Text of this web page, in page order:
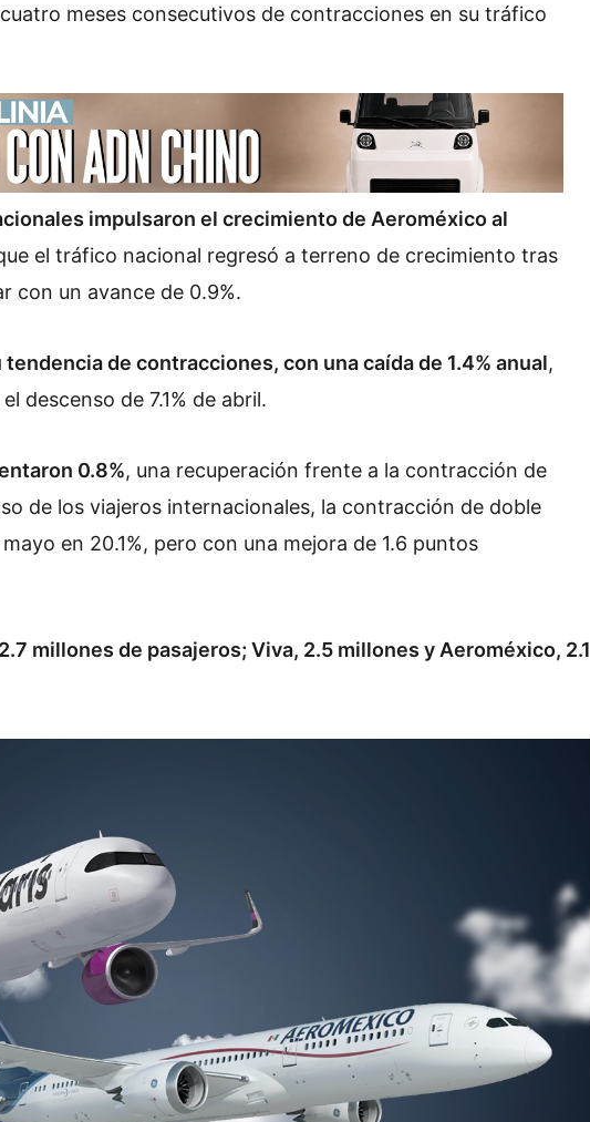
meses consecutivos de contracciones en su tráfico
impulsaron el crecimiento de Aeroméxico al
el tráfico nacional regresó a terreno de crecimiento tras
con un avance de 0.9%.
de contracciones, con una caída de 1.4% anual,
descenso de 7.1% de abril.
0.8%, una recuperación frente a la contracción de
de los viajeros internacionales, la contracción de doble
en 20.1%, pero con una mejora de 1.6 puntos
millones de pasajeros; Viva, 2.5 millones y Aeroméxico, 2.1